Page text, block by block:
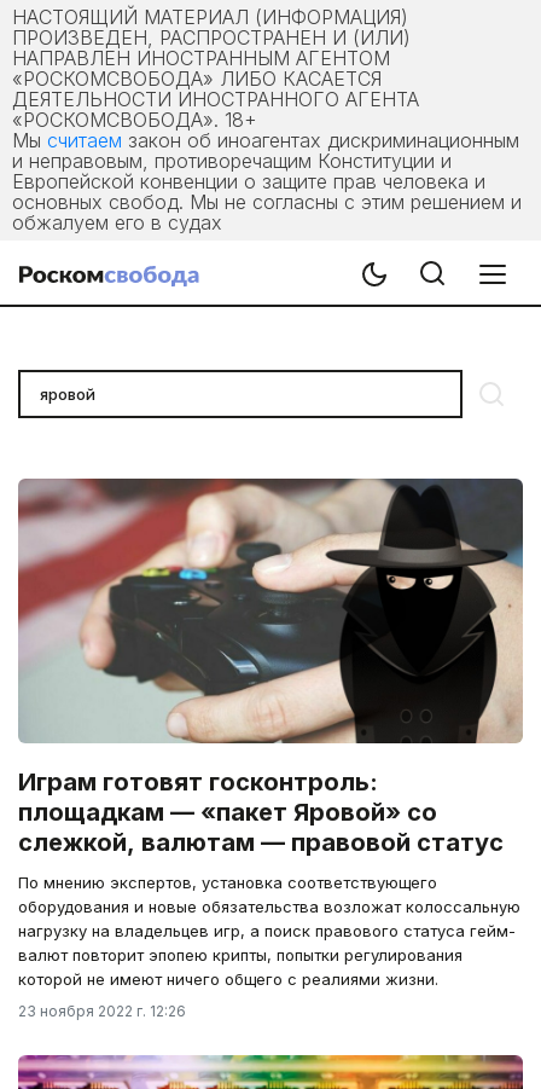
НАСТОЯЩИЙ МАТЕРИАЛ (ИНФОРМАЦИЯ)
ПРОИЗВЕДЕН, РАСПРОСТРАНЕН И (ИЛИ)
НАПРАВЛЕН ИНОСТРАННЫМ АГЕНТОМ
«РОСКОМСВОБОДА» ЛИБО КАСАЕТСЯ
ДЕЯТЕЛЬНОСТИ ИНОСТРАННОГО АГЕНТА
«РОСКОМСВОБОДА». 18+
Мы считаем закон об иноагентах дискриминационным
и неправовым, противоречащим Конституции и
Европейской конвенции о защите прав человека и
основных свобод. Мы не согласны с этим решением и
обжалуем его в судах
Играм готовят госконтроль:
площадкам — «пакет Яровой» со
слежкой, валютам — правовой статус
По мнению экспертов, установка соответствующего
оборудования и новые обязательства возложат колоссальную
нагрузку на владельцев игр, а поиск правового статуса гейм-
валют повторит эпопею крипты, попытки регулирования
которой не имеют ничего общего с реалиями жизни.
23 ноября 2022 г. 12:26